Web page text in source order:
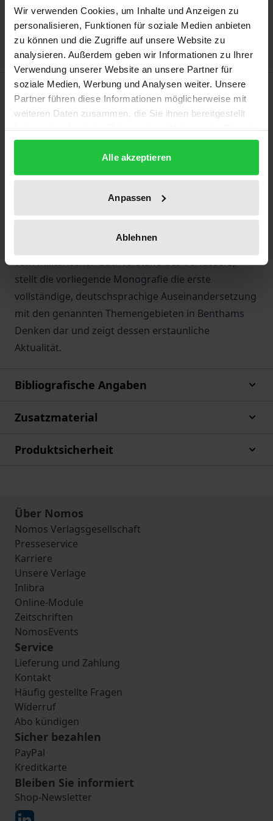
Wir verwenden Cookies, um Inhalte und Anzeigen zu
personalisieren, Funktionen für soziale Medien anbieten
zu können und die Zugriffe auf unsere Website zu
analysieren. Außerdem geben wir Informationen zu Ihrer
Verwendung unserer Website an unsere Partner für
soziale Medien, Werbung und Analysen weiter. Unsere
Partner führen diese Informationen möglicherweise mit
weiteren Daten zusammen, die Sie ihnen bereitgestellt
gesammelt haben.
Alle akzeptieren
Anpassen
Ablehnen
Zur Wunschliste hinzufügen
Hinweise zu Versandkosten
Beschreibung
säkularen Utilitarismus bekannten Londoner
Philosophen und Rechtsgelehrten Jeremy Bentham
(1748-1832) zu Fragen der internationalen Politik, zu
Kolonien und zum Militär sind bisher – insbesondere
neuesten Forschungsergebnissen und profitierend
vom militärischen Sachverstand des Verfassers,
stellt die vorliegende Monografie die erste
vollständige, deutschsprachige Auseinandersetzung
mit den genannten Themengebieten in Benthams
Denken dar und zeigt dessen erstaunliche
Aktualität.
Bibliografische Angaben
Zusatzmaterial
Produktsicherheit
Über Nomos
Nomos Verlagsgesellschaft
Presseservice
Karriere
Unsere Verlage
Inlibra
Online-Module
Zeitschriften
NomosEvents
Service
Lieferung und Zahlung
Kontakt
Häufig gestellte Fragen
Widerruf
Abo kündigen
Sicher bezahlen
PayPal
Kreditkarte
Bleiben Sie informiert
Shop-Newsletter